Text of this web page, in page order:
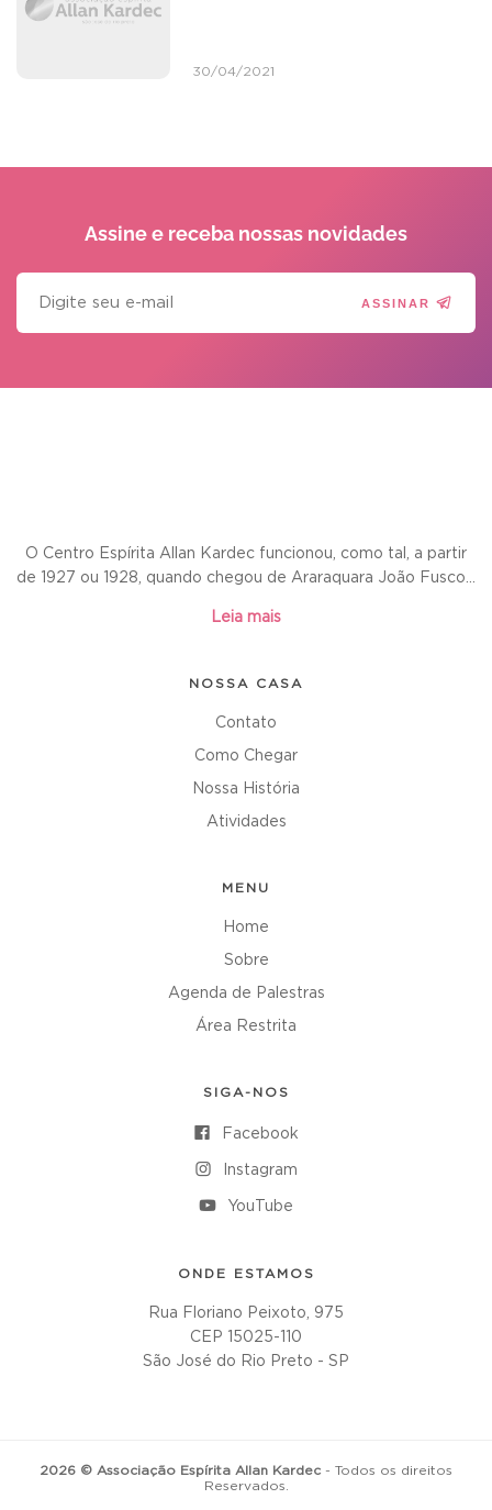
30/04/2021
Assine e receba nossas novidades
ASSINAR
O Centro Espírita Allan Kardec funcionou, como tal, a partir
de 1927 ou 1928, quando chegou de Araraquara João Fusco...
Leia mais
NOSSA CASA
Contato
Como Chegar
Nossa História
Atividades
MENU
Home
Sobre
Agenda de Palestras
Área Restrita
SIGA-NOS
Facebook
Instagram
YouTube
ONDE ESTAMOS
Rua Floriano Peixoto, 975
CEP 15025-110
São José do Rio Preto - SP
2026 © Associação Espírita Allan Kardec - Todos os direitos
Reservados.